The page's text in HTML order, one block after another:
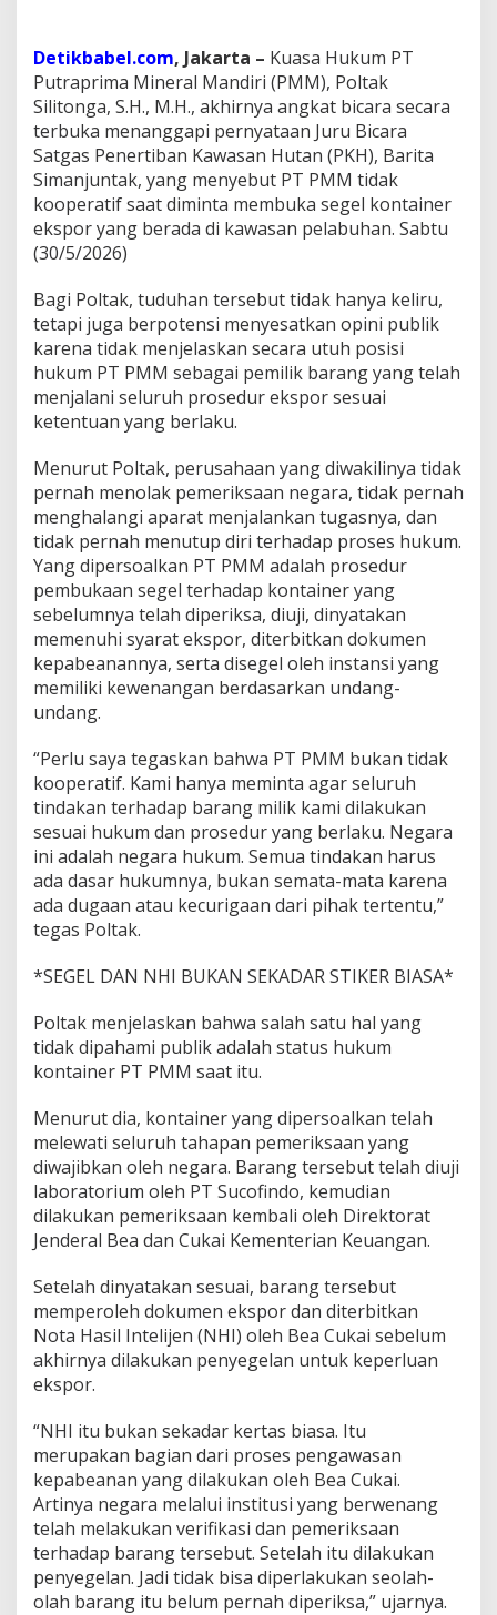
T
P
M
M
D
a
t
a
n
g
e
a
g
u
n
g
w
a
B
u
k
t
i
L
e
g
a
l
a
E
k
s
p
o
r
I
e
i
t
Detikbabel.com, Jakarta – Kuasa Hukum PT
Putraprima Mineral Mandiri (PMM), Poltak
Silitonga, S.H., M.H., akhirnya angkat bicara secara
terbuka menanggapi pernyataan Juru Bicara
Satgas Penertiban Kawasan Hutan (PKH), Barita
Simanjuntak, yang menyebut PT PMM tidak
kooperatif saat diminta membuka segel kontainer
ekspor yang berada di kawasan pelabuhan. Sabtu
(30/5/2026)
Bagi Poltak, tuduhan tersebut tidak hanya keliru,
tetapi juga berpotensi menyesatkan opini publik
karena tidak menjelaskan secara utuh posisi
hukum PT PMM sebagai pemilik barang yang telah
menjalani seluruh prosedur ekspor sesuai
ketentuan yang berlaku.
Menurut Poltak, perusahaan yang diwakilinya tidak
pernah menolak pemeriksaan negara, tidak pernah
menghalangi aparat menjalankan tugasnya, dan
tidak pernah menutup diri terhadap proses hukum.
Yang dipersoalkan PT PMM adalah prosedur
pembukaan segel terhadap kontainer yang
sebelumnya telah diperiksa, diuji, dinyatakan
memenuhi syarat ekspor, diterbitkan dokumen
kepabeanannya, serta disegel oleh instansi yang
memiliki kewenangan berdasarkan undang-
undang.
“Perlu saya tegaskan bahwa PT PMM bukan tidak
kooperatif. Kami hanya meminta agar seluruh
tindakan terhadap barang milik kami dilakukan
sesuai hukum dan prosedur yang berlaku. Negara
ini adalah negara hukum. Semua tindakan harus
ada dasar hukumnya, bukan semata-mata karena
ada dugaan atau kecurigaan dari pihak tertentu,”
tegas Poltak.
*SEGEL DAN NHI BUKAN SEKADAR STIKER BIASA*
Poltak menjelaskan bahwa salah satu hal yang
tidak dipahami publik adalah status hukum
kontainer PT PMM saat itu.
Menurut dia, kontainer yang dipersoalkan telah
melewati seluruh tahapan pemeriksaan yang
diwajibkan oleh negara. Barang tersebut telah diuji
laboratorium oleh PT Sucofindo, kemudian
dilakukan pemeriksaan kembali oleh Direktorat
Jenderal Bea dan Cukai Kementerian Keuangan.
Setelah dinyatakan sesuai, barang tersebut
memperoleh dokumen ekspor dan diterbitkan
Nota Hasil Intelijen (NHI) oleh Bea Cukai sebelum
akhirnya dilakukan penyegelan untuk keperluan
ekspor.
“NHI itu bukan sekadar kertas biasa. Itu
merupakan bagian dari proses pengawasan
kepabeanan yang dilakukan oleh Bea Cukai.
Artinya negara melalui institusi yang berwenang
telah melakukan verifikasi dan pemeriksaan
terhadap barang tersebut. Setelah itu dilakukan
penyegelan. Jadi tidak bisa diperlakukan seolah-
olah barang itu belum pernah diperiksa,” ujarnya.